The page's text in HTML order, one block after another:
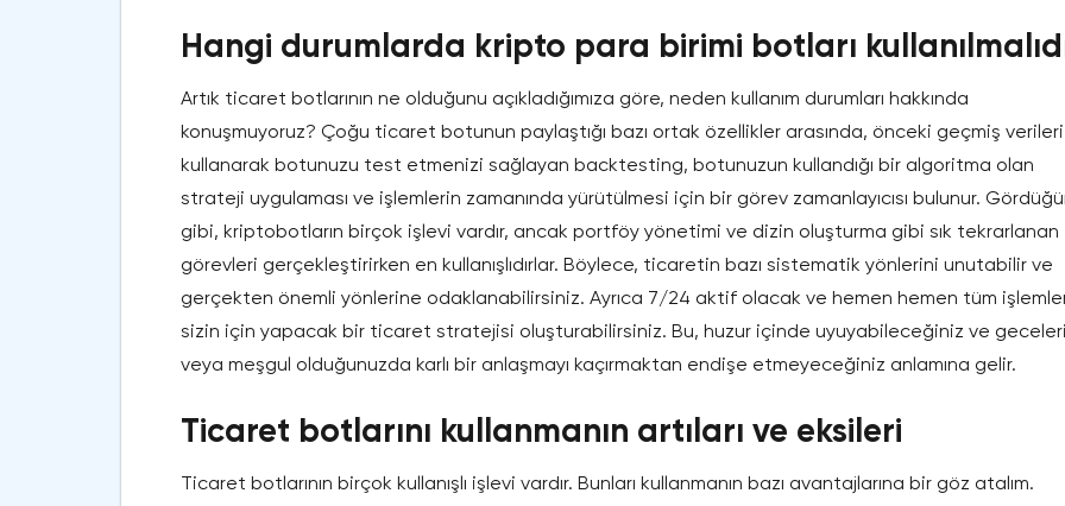
Hangi durumlarda kripto para birimi botları
Artık ticaret botlarının ne olduğunu açıkladığımıza göre, neden kullanım durumları hakkında
konuşmuyoruz? Çoğu ticaret botunun paylaştığı bazı ortak özellikler arasında, önceki geçmiş verileri
kullanarak botunuzu test etmenizi sağlayan backtesting, botunuzun kullandığı bir algoritma olan
strateji uygulaması ve işlemlerin zamanında yürütülmesi için bir görev zamanlayıcısı bulunur.
gibi, kriptobotların birçok işlevi vardır, ancak portföy yönetimi ve dizin oluşturma gibi sık tekrarlanan
görevleri gerçekleştirirken en kullanışlıdırlar. Böylece, ticaretin bazı sistematik yönlerini unutabilir ve
gerçekten önemli yönlerine odaklanabilirsiniz. Ayrıca 7/24 aktif olacak ve hemen hemen tüm
sizin için yapacak bir ticaret stratejisi oluşturabilirsiniz. Bu, huzur içinde uyuyabileceğiniz ve geceleri
veya meşgul olduğunuzda karlı bir anlaşmayı kaçırmaktan endişe etmeyeceğiniz anlamına gelir.
Ticaret botlarını kullanmanın artıları ve eksileri
Ticaret botlarının birçok kullanışlı işlevi vardır. Bunları kullanmanın bazı avantajlarına bir göz atalım.